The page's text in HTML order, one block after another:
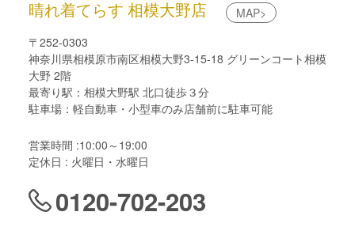
晴れ着てらす 相模大野店
MAP>
〒252-0303
神奈川県相模原市南区相模大野3-15-18 グリーンコート相模
大野 2階
最寄り駅：相模大野駅 北口徒歩３分
駐車場：軽自動車・小型車のみ店舗前に駐車可能
営業時間 :10:00～19:00
定休日 : 火曜日・水曜日
0120-702-203